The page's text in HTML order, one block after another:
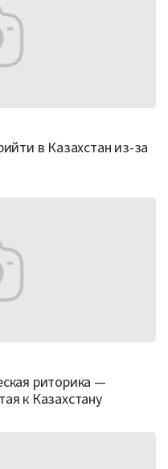
в Казахстан из-за
риторика —
к Казахстану